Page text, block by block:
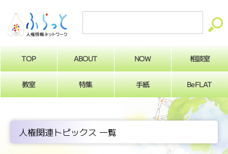
TOP ABOUT NOW 相談室
教室 特集 手紙 BeFLAT
人権関連トピックス 一覧